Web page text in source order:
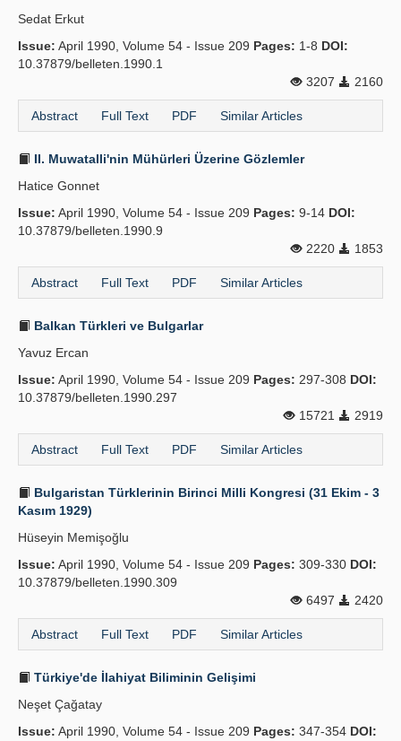
Sedat Erkut
Issue: April 1990, Volume 54 - Issue 209 Pages: 1-8 DOI:
10.37879/belleten.1990.1
3207
2160
Abstract Full Text PDF Similar Articles
II. Muwatalli'nin Mühürleri Üzerine Gözlemler
Hatice Gonnet
Issue: April 1990, Volume 54 - Issue 209 Pages: 9-14 DOI:
10.37879/belleten.1990.9
2220
1853
Abstract Full Text PDF Similar Articles
Balkan Türkleri ve Bulgarlar
Yavuz Ercan
Issue: April 1990, Volume 54 - Issue 209 Pages: 297-308 DOI:
10.37879/belleten.1990.297
15721
2919
Abstract Full Text PDF Similar Articles
Bulgaristan Türklerinin Birinci Milli Kongresi (31 Ekim - 3
Kasım 1929)
Hüseyin Memişoğlu
Issue: April 1990, Volume 54 - Issue 209 Pages: 309-330 DOI:
10.37879/belleten.1990.309
6497
2420
Abstract Full Text PDF Similar Articles
Türkiye'de İlahiyat Biliminin Gelişimi
Neşet Çağatay
Issue: April 1990, Volume 54 - Issue 209 Pages: 347-354 DOI: